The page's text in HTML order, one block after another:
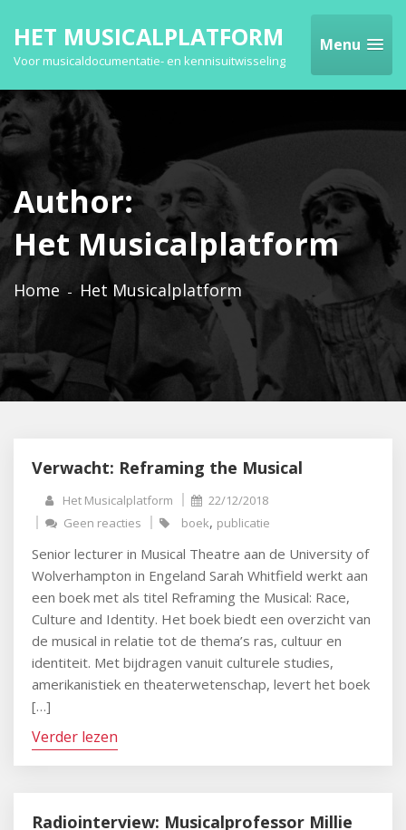
HET MUSICALPLATFORM
Voor musicaldocumentatie- en kennisuitwisseling
Menu
Author:
Het Musicalplatform
Home Het Musicalplatform
Verwacht: Reframing the Musical
Het Musicalplatform
22/12/2018
Geen reacties
boek, publicatie
Senior lecturer in Musical Theatre aan de University of
Wolverhampton in Engeland Sarah Whitfield werkt aan
een boek met als titel Reframing the Musical: Race,
Culture and Identity. Het boek biedt een overzicht van
de musical in relatie tot de thema’s ras, cultuur en
identiteit. Met bijdragen vanuit culturele studies,
amerikanistiek en theaterwetenschap, levert het boek
[…]
Verder lezen
Radiointerview: Musicalprofessor Millie